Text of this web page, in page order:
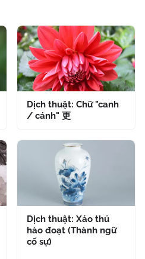
Dịch thuật: Chữ "canh
/ cánh" 更
Dịch thuật: Xảo thủ
hào đoạt (Thành ngữ
cố sự)